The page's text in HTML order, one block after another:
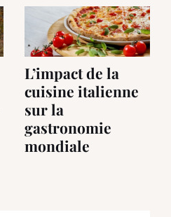
L’impact de la
cuisine italienne
sur la
gastronomie
mondiale